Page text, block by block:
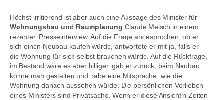
Höchst irritierend ist aber auch eine Aussage des Minister für
Wohnungsbau und Raumplanung Claude Meisch in einem
rezenten Presseinterview. Auf die Frage angesprochen, ob er
sich einen Neubau kaufen würde, antwortete er mit ja, falls er
die Wohnung für sich selbst brauchen würde. Auf die Rückfrage,
im Bestand wäre es aber billiger, gab er zurück, beim Neubau
könne man gestalten und habe eine Mitsprache, wie die
Wohnung danach aussehen würde. Die persönlichen Vorlieben
eines Ministers sind Privatsache. Wenn er diese Ansichtin Zeiten